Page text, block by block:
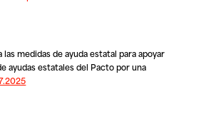
medidas de ayuda estatal para apoyar
ayudas estatales del Pacto por una